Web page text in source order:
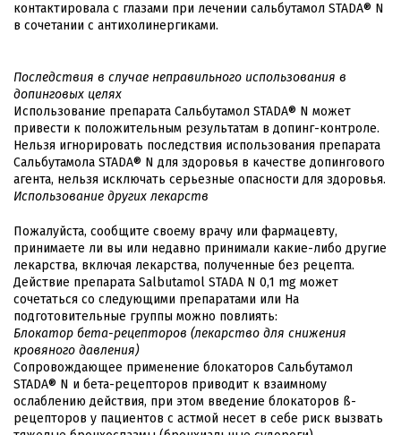
контактировала с глазами при лечении сальбутамол STADA® N
в сочетании с антихолинергиками.
Последствия в случае неправильного использования в
допинговых целях
Использование препарата Сальбутамол STADA® N может
привести к положительным результатам в допинг-контроле.
Нельзя игнорировать последствия использования препарата
Сальбутамола STADA® N для здоровья в качестве допингового
агента, нельзя исключать серьезные опасности для здоровья.
Использование других лекарств
Пожалуйста, сообщите своему врачу или фармацевту,
принимаете ли вы или недавно принимали какие-либо другие
лекарства, включая лекарства, полученные без рецепта.
Действие препарата Salbutamol STADA N 0,1 mg может
сочетаться со следующими препаратами или На
подготовительные группы можно повлиять:
Блокатор бета-рецепторов (лекарство для снижения
кровяного давления)
Сопровождающее применение блокаторов Сальбутамол
STADA® N и бета-рецепторов приводит к взаимному
ослаблению действия, при этом введение блокаторов ß-
рецепторов у пациентов с астмой несет в себе риск вызвать